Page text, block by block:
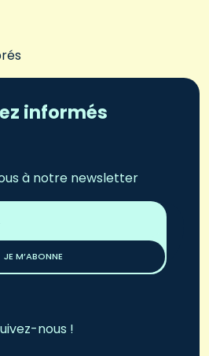
informés
à notre newsletter
JE M’ABONNE
nous !